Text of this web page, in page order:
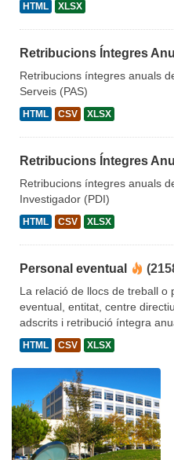
HTML XLSX
Retribucions Íntegres
Retribucions íntegres anuals
Serveis (PAS)
HTML CSV XLSX
Retribucions Íntegres
Retribucions íntegres anuals
Investigador (PDI)
HTML CSV XLSX
Personal eventual
La relació de llocs de treball o
eventual, entitat, centre
adscrits i retribució íntegra
HTML CSV XLSX